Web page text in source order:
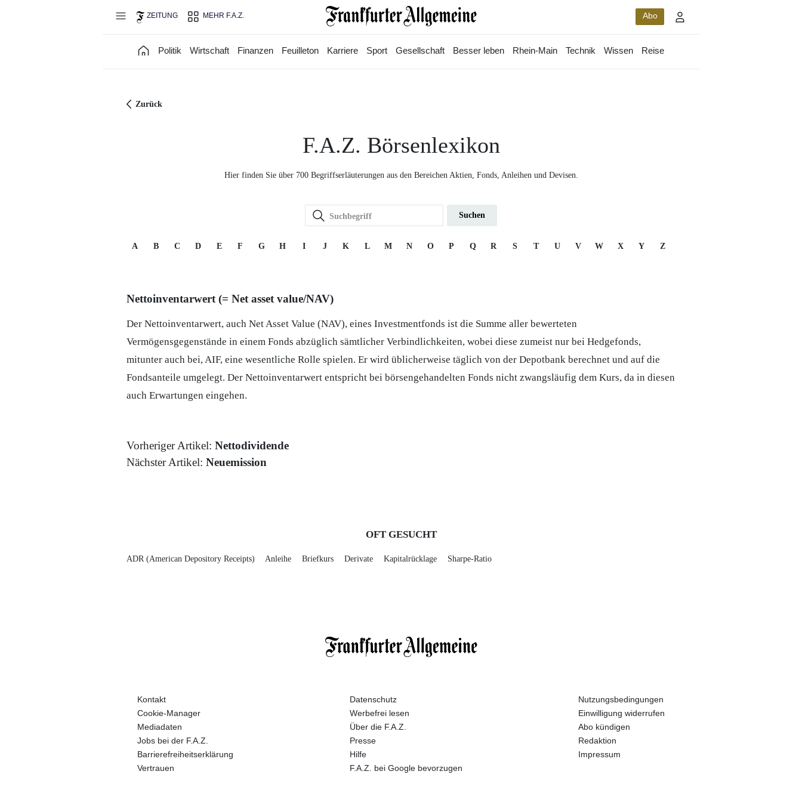
ZEITUNG MEHR F.A.Z. Abo
Politik Wirtschaft Finanzen Feuilleton Karriere Sport Gesellschaft Besser leben Rhein-Main Technik Wissen Reise
Zurück
F.A.Z. Börsenlexikon
Hier finden Sie über 700 Begriffserläuterungen aus den Bereichen Aktien, Fonds, Anleihen und Devisen.
Suchen
A B C D E F G H I J K L M N O P Q R S T U V W X Y Z
Nettoinventarwert (= Net asset value/NAV)
Der Nettoinventarwert, auch Net Asset Value (NAV), eines Investmentfonds ist die Summe aller bewerteten
Vermögensgegenstände in einem Fonds abzüglich sämtlicher Verbindlichkeiten, wobei diese zumeist nur bei Hedgefonds,
mitunter auch bei, AIF, eine wesentliche Rolle spielen. Er wird üblicherweise täglich von der Depotbank berechnet und auf die
Fondsanteile umgelegt. Der Nettoinventarwert entspricht bei börsengehandelten Fonds nicht zwangsläufig dem Kurs, da in diesen
auch Erwartungen eingehen.
Vorheriger Artikel: Nettodividende
Nächster Artikel: Neuemission
OFT GESUCHT
ADR (American Depository Receipts) Anleihe Briefkurs Derivate Kapitalrücklage Sharpe-Ratio
Kontakt Datenschutz
Nutzungsbedingungen
Cookie-Manager
Werbefrei lesen
Einwilligung widerrufen
Mediadaten
Über die F.A.Z.
Abo kündigen
Jobs bei der F.A.Z.
Presse
Redaktion
Barrierefreiheitserklärung
Hilfe
Impressum
Vertrauen
F.A.Z. bei Google bevorzugen